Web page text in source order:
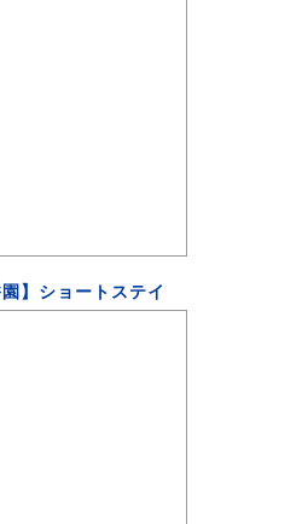
園】ショートステイ